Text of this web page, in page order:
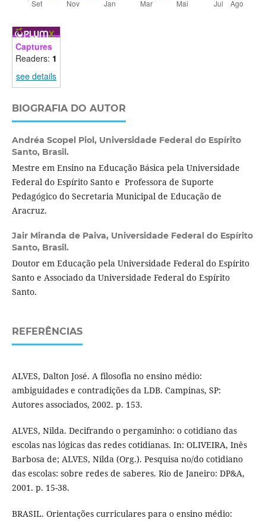
Captures
Readers: 1
see details
BIOGRAFIA DO AUTOR
Andréa Scopel Piol, Universidade Federal do Espírito
Santo, Brasil.
Mestre em Ensino na Educação Básica pela Universidade
Federal do Espírito Santo e Professora de Suporte
Pedagógico do Secretaria Municipal de Educação de
Aracruz.
Jair Miranda de Paiva, Universidade Federal do Espírito
Santo, Brasil.
Doutor em Educação pela Universidade Federal do Espírito
Santo e Associado da Universidade Federal do Espírito
Santo.
REFERÊNCIAS
ALVES, Dalton José. A filosofia no ensino médio:
ambiguidades e contradições da LDB. Campinas, SP:
Autores associados, 2002. p. 153.
ALVES, Nilda. Decifrando o pergaminho: o cotidiano das
escolas nas lógicas das redes cotidianas. In: OLIVEIRA, Inês
Barbosa de; ALVES, Nilda (Org.). Pesquisa no/do cotidiano
das escolas: sobre redes de saberes. Rio de Janeiro: DP&A,
2001. p. 15-38.
BRASIL. Orientações curriculares para o ensino médio: